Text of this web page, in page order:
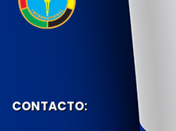
CONTACTO: